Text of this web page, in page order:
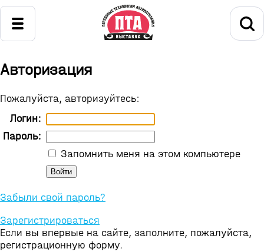
Авторизация
Пожалуйста, авторизуйтесь:
Логин:
Пароль:
Запомнить меня на этом компьютере
Забыли свой пароль?
Зарегистрироваться
Если вы впервые на сайте, заполните, пожалуйста,
регистрационную форму.